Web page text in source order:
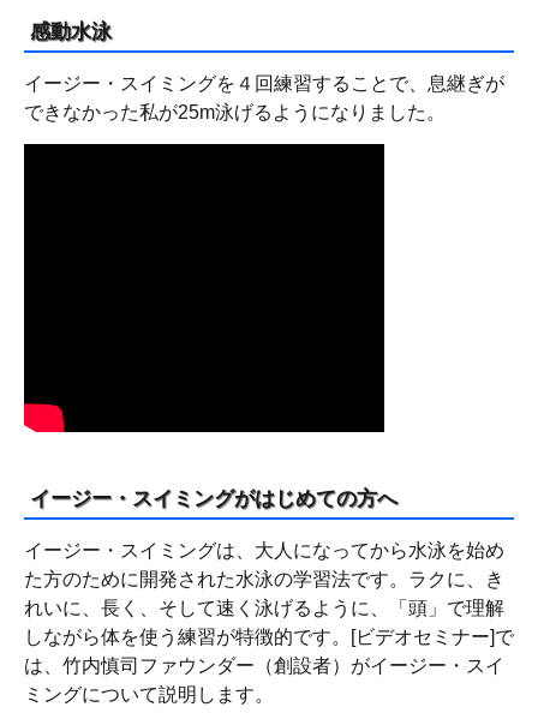
感動水泳
イージー・スイミングを４回練習することで、息継ぎが
できなかった私が25m泳げるようになりました。
イージー・スイミングがはじめての方へ
イージー・スイミングは、大人になってから水泳を始め
た方のために開発された水泳の学習法です。ラクに、き
れいに、長く、そして速く泳げるように、「頭」で理解
しながら体を使う練習が特徴的です。[ビデオセミナー]で
は、竹内慎司ファウンダー（創設者）がイージー・スイ
ミングについて説明します。